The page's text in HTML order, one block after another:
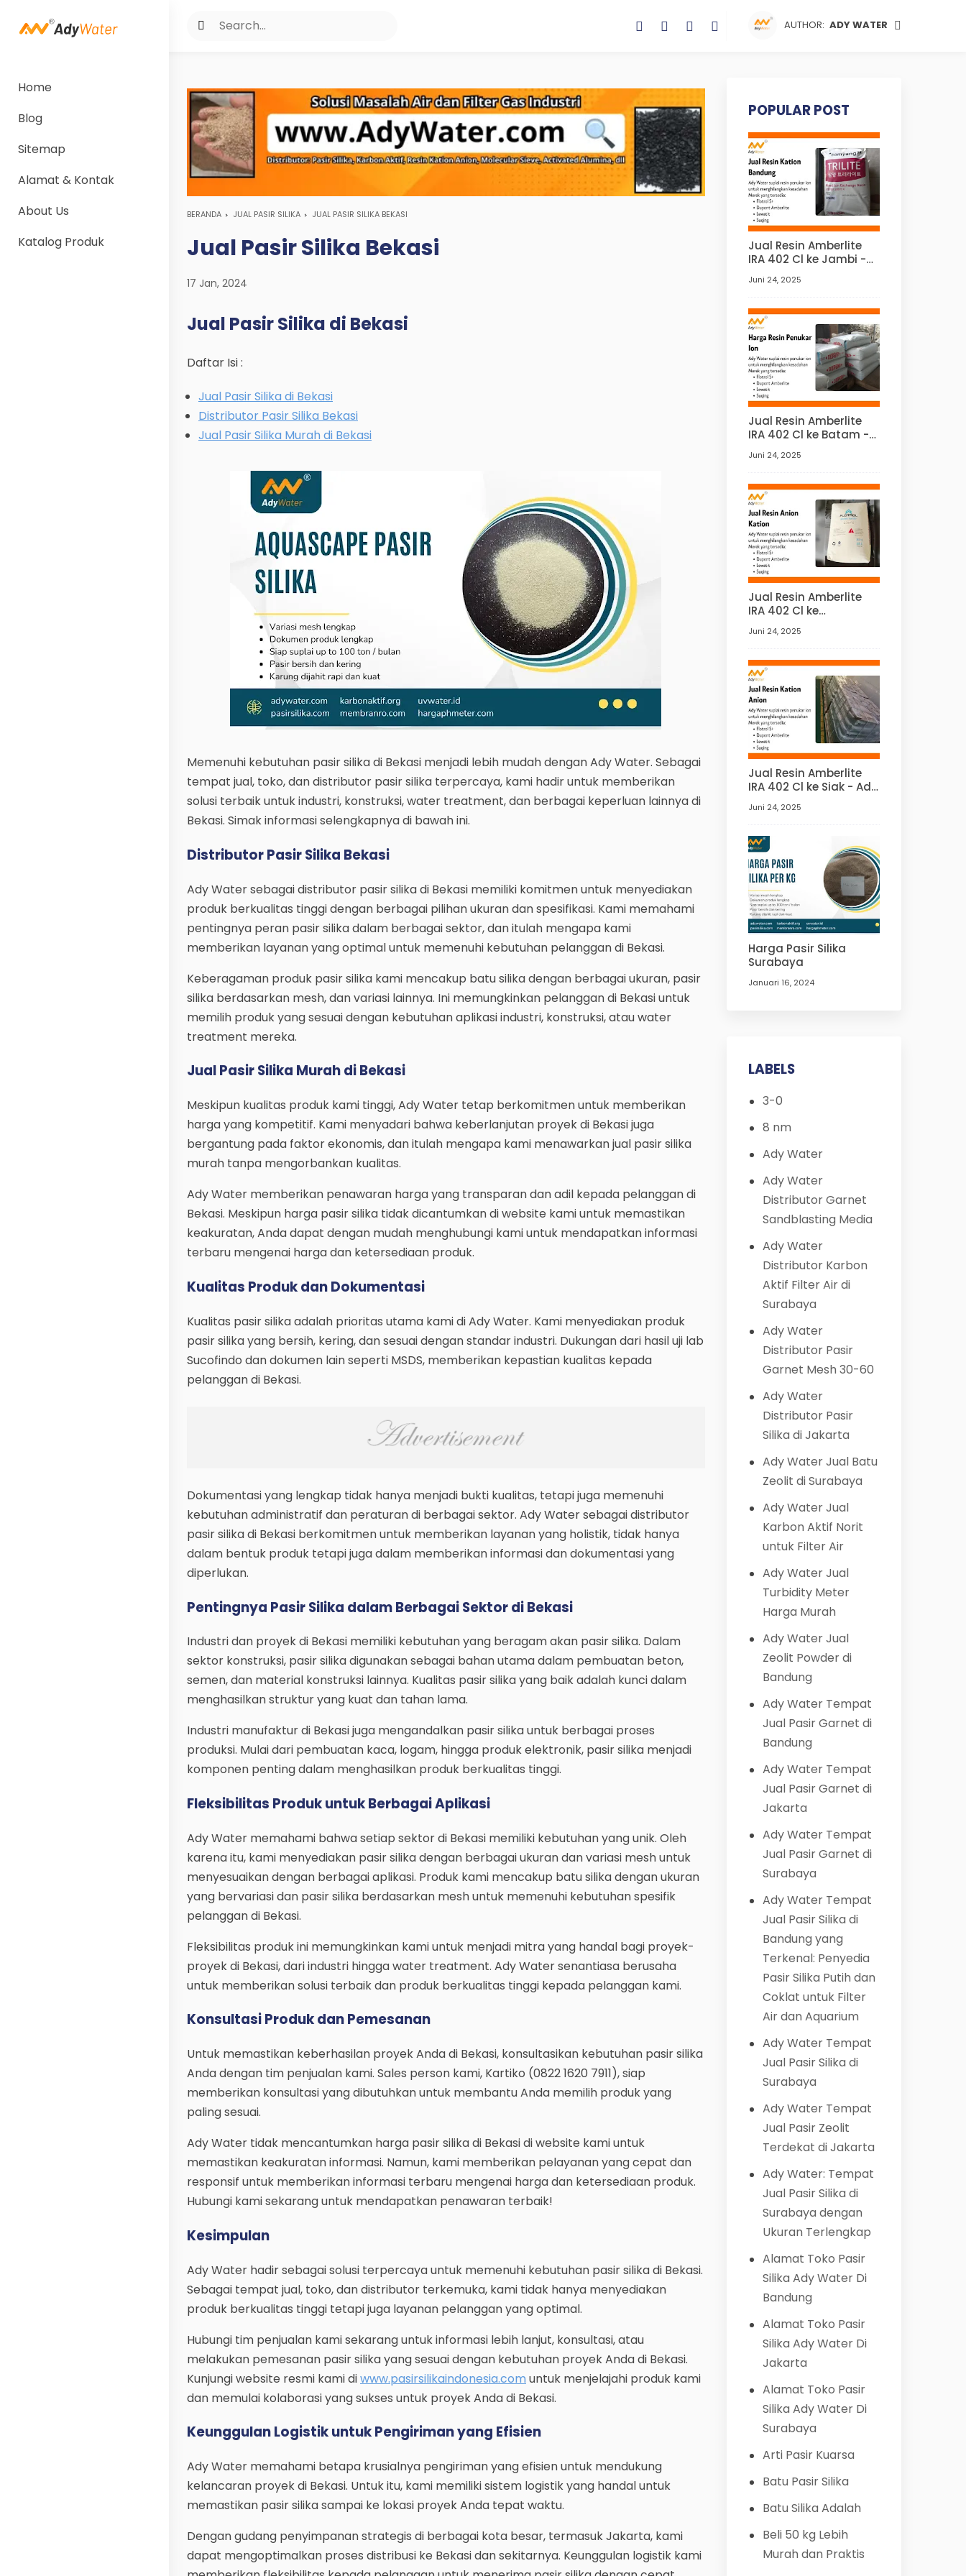
AUTHOR: ADY WATER
Home
Blog
Sitemap
Alamat & Kontak
About Us
Katalog Produk
BERANDA JUAL PASIR SILIKA JUAL PASIR SILIKA BEKASI
Jual Pasir Silika Bekasi
17 Jan, 2024
Jual Pasir Silika di Bekasi
Daftar Isi :
Jual Pasir Silika di Bekasi
Distributor Pasir Silika Bekasi
Jual Pasir Silika Murah di Bekasi
Memenuhi kebutuhan pasir silika di Bekasi menjadi lebih mudah dengan Ady Water. Sebagai
tempat jual, toko, dan distributor pasir silika terpercaya, kami hadir untuk memberikan
solusi terbaik untuk industri, konstruksi, water treatment, dan berbagai keperluan lainnya di
Bekasi. Simak informasi selengkapnya di bawah ini.
Distributor Pasir Silika Bekasi
Ady Water sebagai distributor pasir silika di Bekasi memiliki komitmen untuk menyediakan
produk berkualitas tinggi dengan berbagai pilihan ukuran dan spesifikasi. Kami memahami
pentingnya peran pasir silika dalam berbagai sektor, dan itulah mengapa kami
memberikan layanan yang optimal untuk memenuhi kebutuhan pelanggan di Bekasi.
Keberagaman produk pasir silika kami mencakup batu silika dengan berbagai ukuran, pasir
silika berdasarkan mesh, dan variasi lainnya. Ini memungkinkan pelanggan di Bekasi untuk
memilih produk yang sesuai dengan kebutuhan aplikasi industri, konstruksi, atau water
treatment mereka.
Jual Pasir Silika Murah di Bekasi
Meskipun kualitas produk kami tinggi, Ady Water tetap berkomitmen untuk memberikan
harga yang kompetitif. Kami menyadari bahwa keberlanjutan proyek di Bekasi juga
bergantung pada faktor ekonomis, dan itulah mengapa kami menawarkan jual pasir silika
murah tanpa mengorbankan kualitas.
Ady Water memberikan penawaran harga yang transparan dan adil kepada pelanggan di
Bekasi. Meskipun harga pasir silika tidak dicantumkan di website kami untuk memastikan
keakuratan, Anda dapat dengan mudah menghubungi kami untuk mendapatkan informasi
terbaru mengenai harga dan ketersediaan produk.
Kualitas Produk dan Dokumentasi
Kualitas pasir silika adalah prioritas utama kami di Ady Water. Kami menyediakan produk
pasir silika yang bersih, kering, dan sesuai dengan standar industri. Dukungan dari hasil uji lab
Sucofindo dan dokumen lain seperti MSDS, memberikan kepastian kualitas kepada
pelanggan di Bekasi.
Dokumentasi yang lengkap tidak hanya menjadi bukti kualitas, tetapi juga memenuhi
kebutuhan administratif dan peraturan di berbagai sektor. Ady Water sebagai distributor
pasir silika di Bekasi berkomitmen untuk memberikan layanan yang holistik, tidak hanya
dalam bentuk produk tetapi juga dalam memberikan informasi dan dokumentasi yang
diperlukan.
Pentingnya Pasir Silika dalam Berbagai Sektor di Bekasi
Industri dan proyek di Bekasi memiliki kebutuhan yang beragam akan pasir silika. Dalam
sektor konstruksi, pasir silika digunakan sebagai bahan utama dalam pembuatan beton,
semen, dan material konstruksi lainnya. Kualitas pasir silika yang baik adalah kunci dalam
menghasilkan struktur yang kuat dan tahan lama.
Industri manufaktur di Bekasi juga mengandalkan pasir silika untuk berbagai proses
produksi. Mulai dari pembuatan kaca, logam, hingga produk elektronik, pasir silika menjadi
komponen penting dalam menghasilkan produk berkualitas tinggi.
Fleksibilitas Produk untuk Berbagai Aplikasi
Ady Water memahami bahwa setiap sektor di Bekasi memiliki kebutuhan yang unik. Oleh
karena itu, kami menyediakan pasir silika dengan berbagai ukuran dan variasi mesh untuk
menyesuaikan dengan berbagai aplikasi. Produk kami mencakup batu silika dengan ukuran
yang bervariasi dan pasir silika berdasarkan mesh untuk memenuhi kebutuhan spesifik
pelanggan di Bekasi.
Fleksibilitas produk ini memungkinkan kami untuk menjadi mitra yang handal bagi proyek-
proyek di Bekasi, dari industri hingga water treatment. Ady Water senantiasa berusaha
untuk memberikan solusi terbaik dan produk berkualitas tinggi kepada pelanggan kami.
Konsultasi Produk dan Pemesanan
Untuk memastikan keberhasilan proyek Anda di Bekasi, konsultasikan kebutuhan pasir silika
Anda dengan tim penjualan kami. Sales person kami, Kartiko (0822 1620 7911), siap
memberikan konsultasi yang dibutuhkan untuk membantu Anda memilih produk yang
paling sesuai.
Ady Water tidak mencantumkan harga pasir silika di Bekasi di website kami untuk
memastikan keakuratan informasi. Namun, kami memberikan pelayanan yang cepat dan
responsif untuk memberikan informasi terbaru mengenai harga dan ketersediaan produk.
Hubungi kami sekarang untuk mendapatkan penawaran terbaik!
Kesimpulan
Ady Water hadir sebagai solusi terpercaya untuk memenuhi kebutuhan pasir silika di Bekasi.
Sebagai tempat jual, toko, dan distributor terkemuka, kami tidak hanya menyediakan
produk berkualitas tinggi tetapi juga layanan pelanggan yang optimal.
Hubungi tim penjualan kami sekarang untuk informasi lebih lanjut, konsultasi, atau
melakukan pemesanan pasir silika yang sesuai dengan kebutuhan proyek Anda di Bekasi.
Kunjungi website resmi kami diwww.pasirsilikaindonesia.com untuk menjelajahi produk kami
dan memulai kolaborasi yang sukses untuk proyek Anda di Bekasi.
Keunggulan Logistik untuk Pengiriman yang Efisien
Ady Water memahami betapa krusialnya pengiriman yang efisien untuk mendukung
kelancaran proyek di Bekasi. Untuk itu, kami memiliki sistem logistik yang handal untuk
memastikan pasir silika sampai ke lokasi proyek Anda tepat waktu.
Dengan gudang penyimpanan strategis di berbagai kota besar, termasuk Jakarta, kami
dapat mengoptimalkan proses distribusi ke Bekasi dan sekitarnya. Keunggulan logistik kami
POPULAR POST
Jual Resin Amberlite
IRA 402 Cl ke Jambi -
Juni 24, 2025
Jual Resin Amberlite
IRA 402 Cl ke Batam -
Ady Water
Juni 24, 2025
Jual Resin Amberlite
IRA 402 Cl ke
Water
Juni 24, 2025
Jual Resin Amberlite
IRA 402 Cl ke Siak - Ady
Juni 24, 2025
Harga Pasir Silika
Surabaya
Januari 16, 2024
LABELS
3-0
8 nm
Ady Water
Ady Water
Distributor Garnet
Sandblasting Media
Ady Water
Distributor Karbon
Aktif Filter Air di
Surabaya
Ady Water
Distributor Pasir
Garnet Mesh 30-60
Ady Water
Distributor Pasir
Silika di Jakarta
Ady Water Jual Batu
Zeolit di Surabaya
Ady Water Jual
Karbon Aktif Norit
untuk Filter Air
Ady Water Jual
Turbidity Meter
Harga Murah
Ady Water Jual
Zeolit Powder di
Bandung
Ady Water Tempat
Jual Pasir Garnet di
Bandung
Ady Water Tempat
Jual Pasir Garnet di
Jakarta
Ady Water Tempat
Jual Pasir Garnet di
Surabaya
Ady Water Tempat
Jual Pasir Silika di
Bandung yang
Terkenal: Penyedia
Pasir Silika Putih dan
Coklat untuk Filter
Air dan Aquarium
Ady Water Tempat
Jual Pasir Silika di
Surabaya
Ady Water Tempat
Jual Pasir Zeolit
Terdekat di Jakarta
Ady Water: Tempat
Jual Pasir Silika di
Surabaya dengan
Ukuran Terlengkap
Alamat Toko Pasir
Silika Ady Water Di
Bandung
Alamat Toko Pasir
Silika Ady Water Di
Jakarta
Alamat Toko Pasir
Silika Ady Water Di
Surabaya
Arti Pasir Kuarsa
Batu Pasir Silika
Batu Silika Adalah
Beli 50 kg Lebih
Murah dan Praktis